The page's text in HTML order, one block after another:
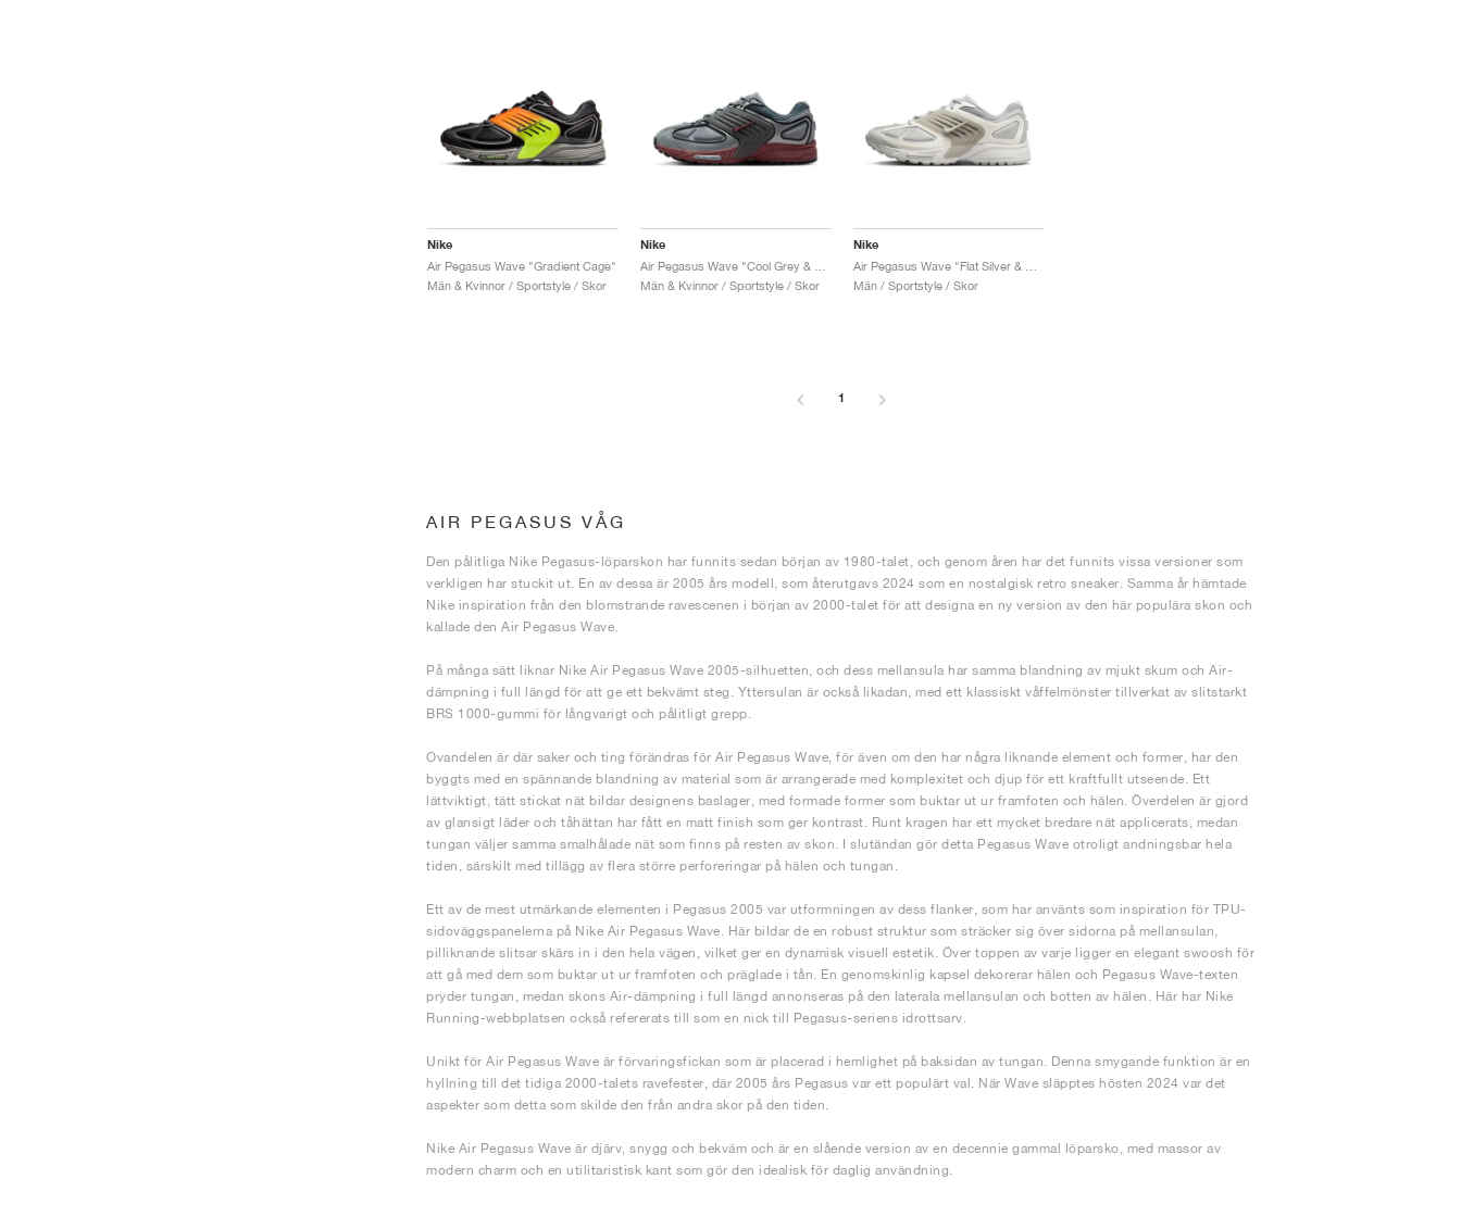
Nike
Air Pegasus Wave "Gradient Cage"
Män & Kvinnor / Sportstyle / Skor
Nike
Män & Kvinnor / Sportstyle / Skor
Nike
Män / Sportstyle / Skor
1
AIR PEGASUS VÅG
Den pålitliga Nike Pegasus-löparskon har funnits sedan början av 1980-talet, och genom åren har det funnits vissa versioner som
verkligen har stuckit ut. En av dessa är 2005 års modell, som återutgavs 2024 som en nostalgisk retro sneaker. Samma år hämtade
Nike inspiration från den blomstrande ravescenen i början av 2000-talet för att designa en ny version av den här populära skon och
kallade den Air Pegasus Wave.
På många sätt liknar Nike Air Pegasus Wave 2005-silhuetten, och dess mellansula har samma blandning av mjukt skum och Air-
dämpning i full längd för att ge ett bekvämt steg. Yttersulan är också likadan, med ett klassiskt våffelmönster tillverkat av slitstarkt
BRS 1000-gummi för långvarigt och pålitligt grepp.
Ovandelen är där saker och ting förändras för Air Pegasus Wave, för även om den har några liknande element och former, har den
byggts med en spännande blandning av material som är arrangerade med komplexitet och djup för ett kraftfullt utseende. Ett
lättviktigt, tätt stickat nät bildar designens baslager, med formade former som buktar ut ur framfoten och hälen. Överdelen är gjord
av glansigt läder och tåhättan har fått en matt finish som ger kontrast. Runt kragen har ett mycket bredare nät applicerats, medan
tungan väljer samma smalhålade nät som finns på resten av skon. I slutändan gör detta Pegasus Wave otroligt andningsbar hela
tiden, särskilt med tillägg av flera större perforeringar på hälen och tungan.
Ett av de mest utmärkande elementen i Pegasus 2005 var utformningen av dess flanker, som har använts som inspiration för TPU-
sidoväggspanelerna på Nike Air Pegasus Wave. Här bildar de en robust struktur som sträcker sig över sidorna på mellansulan,
pilliknande slitsar skärs in i den hela vägen, vilket ger en dynamisk visuell estetik. Över toppen av varje ligger en elegant swoosh för
att gå med dem som buktar ut ur framfoten och präglade i tån. En genomskinlig kapsel dekorerar hälen och Pegasus Wave-texten
pryder tungan, medan skons Air-dämpning i full längd annonseras på den laterala mellansulan och botten av hälen. Här har Nike
Running-webbplatsen också refererats till som en nick till Pegasus-seriens idrottsarv.
Unikt för Air Pegasus Wave är förvaringsfickan som är placerad i hemlighet på baksidan av tungan. Denna smygande funktion är en
hyllning till det tidiga 2000-talets ravefester, där 2005 års Pegasus var ett populärt val. När Wave släpptes hösten 2024 var det
aspekter som detta som skilde den från andra skor på den tiden.
Nike Air Pegasus Wave är djärv, snygg och bekväm och är en slående version av en decennie gammal löparsko, med massor av
modern charm och en utilitaristisk kant som gör den idealisk för daglig användning.